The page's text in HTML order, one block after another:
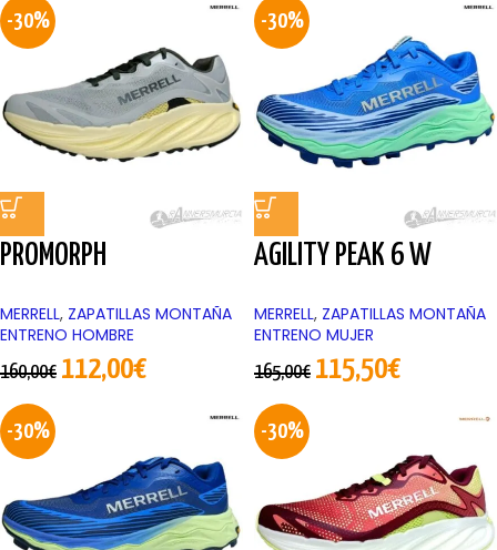
-30%
PROMORPH
MERRELL, ZAPATILLAS MONTAÑA
ENTRENO HOMBRE
160,00€ 112,00€
-30%
AGILITY PEAK 6 W
MERRELL, ZAPATILLAS MONTAÑA
ENTRENO MUJER
165,00€ 115,50€
-30% -30%